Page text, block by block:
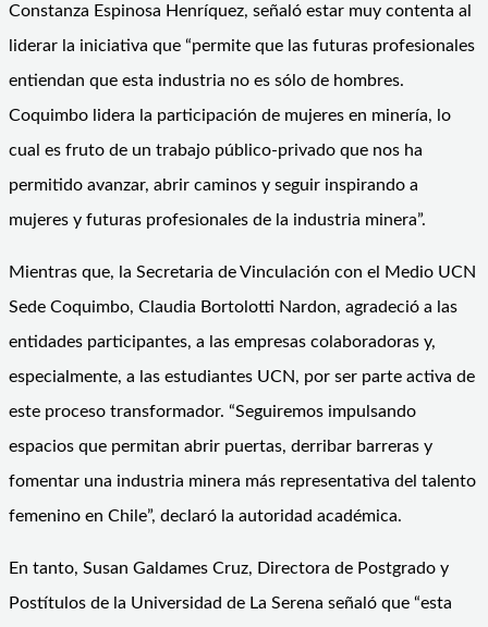
Constanza Espinosa Henríquez, señaló estar muy contenta al
liderar la iniciativa que “permite que las futuras profesionales
entiendan que esta industria no es sólo de hombres.
Coquimbo lidera la participación de mujeres en minería, lo
cual es fruto de un trabajo público-privado que nos ha
permitido avanzar, abrir caminos y seguir inspirando a
mujeres y futuras profesionales de la industria minera”.
Mientras que, la Secretaria de Vinculación con el Medio UCN
Sede Coquimbo, Claudia Bortolotti Nardon, agradeció a las
entidades participantes, a las empresas colaboradoras y,
especialmente, a las estudiantes UCN, por ser parte activa de
este proceso transformador. “Seguiremos impulsando
espacios que permitan abrir puertas, derribar barreras y
fomentar una industria minera más representativa del talento
femenino en Chile”, declaró la autoridad académica.
En tanto, Susan Galdames Cruz, Directora de Postgrado y
Postítulos de la Universidad de La Serena señaló que “esta